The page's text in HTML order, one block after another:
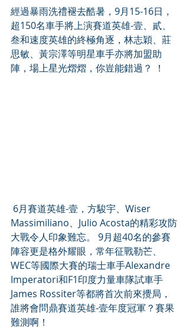
經過暴雨洗禮褪去酷暑，9月15-16日，
超150名車手將上演賽道英雄-壹、貳、
叁和速度英雄的終極角逐，林志穎、莊
思敏、黃宗澤等明星車手亦將加盟助
陣，場上星光熠熠，你豈能錯過？ ！
Massimiliano、Julio Acosta的精彩攻防
大戰令人印象難忘。 9月超40名的參賽
陣容更是格外耀眼，常年征戰勒芒、
WEC等國際大賽的瑞士車手Alexandre
Imperatori和F1印度力量車隊試車手
James Rossiter等都將首次前來攪局，
誰將會問鼎賽道英雄-壹年度冠軍？賽果
難測啊！